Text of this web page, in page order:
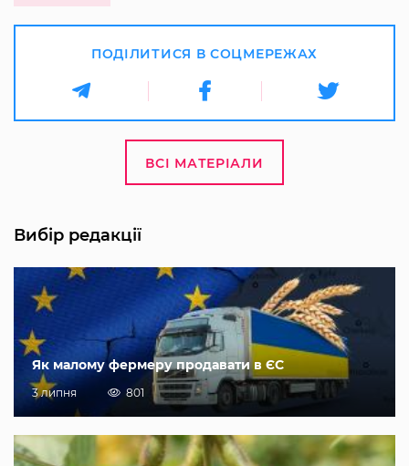
ПОДІЛИТИСЯ В СОЦМЕРЕЖАХ
ВСІ МАТЕРІАЛИ
Вибір редакції
Як малому фермеру продавати в ЄС
3 липня 801